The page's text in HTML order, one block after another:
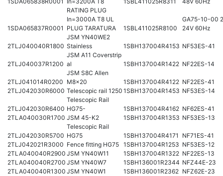
1SDA065837R0001
RATING PLUG
In=3000A T8 UL
PLUG TARATURA
1SBL411025R8100
GA75-10-00
24V 60Hz
2TLJ040040R1800
JSM YN40WE2
Stainless
1SBH137004R4153 NF53ES-41
2TLJ040037R1200
JSM A11 Coverstrip
al
1SBH137004R1422 NF22ES-14
2TLJ041014R0200
JSM S8C Allen
M8x20
1SBH137004R4122 NF22ES-41
2TLJ042030R6000 Telescopic rail 1250 1SBH137004R1453 NF53ES-14
2TLJ042030R6400
Telescopic Rail
HG75-
1SBH137004R4162 NF62ES-41
2TLA040030R1700 JSM 45-K2 1SBH137004R1353 NF53ES-13
2TLJ042030R5700
Telescopic Rail
HG75
1SBH137004R4171
NF71ES-41
2TLJ042021R3000 Fence fitting HG75 1SBH137004R1253 NF53ES-12
2TLA040040R2900 JSM YN40W11 1SBH137004R1322 NF22ES-13
2TLA040040R2700 JSM YN40W7 1SBH136001R2344 NFZ44E-23
2TLA040040R1300 JSM YN40W1 1SBH136001R2362 NFZ62E-23